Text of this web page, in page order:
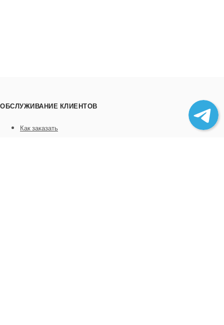
ОБСЛУЖИВАНИЕ КЛИЕНТОВ
Как заказать